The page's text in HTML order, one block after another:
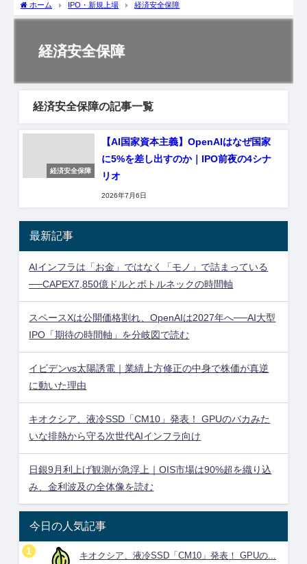
ホーム IPO・新規上場 経済安全保障
経済安全保障
経済安全保障の記事一覧
経済安全保障
【AI国家資本主義】OpenAIはなぜ国家
に5%を差し出すのか｜IPO前夜の4シナ
リオ
2026年7月6日
最新記事
AIインフラは「お金」ではなく「モノ」で詰まっている
──CAPEX7,850億ドルとボトルネックの時間軸
スペースXは公開価格割れ、OpenAIは2027年へ──AI大型
IPO「期待の時間軸」を分岐図で読む
イビデンvs太陽誘電｜業績上方修正の中身で株価が真逆
に動いた理由
キオクシア、液冷SSD「CM10」発表！ GPUのバカみた
いな排熱から守る次世代AIインフラ向け
日銀9月利上げ観測が急浮上｜OIS市場は90%超を織り込
み、金利波及の全体像を読む
今日の人気記事
キオクシア、液冷SSD「CM10」発表！ GPUの...